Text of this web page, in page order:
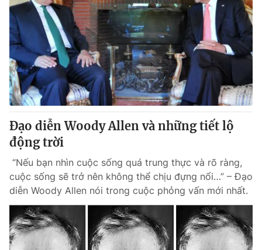
Đạo diễn Woody Allen và những tiết lộ
động trời
“Nếu bạn nhìn cuộc sống quá trung thực và rõ ràng,
cuộc sống sẽ trở nên không thể chịu đựng nổi…” – Đạo
diễn Woody Allen nói trong cuộc phỏng vấn mới nhất.